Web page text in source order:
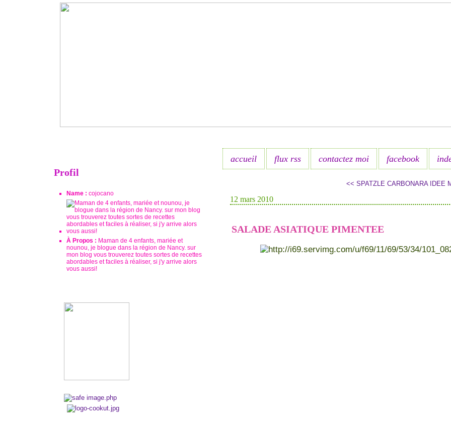
Profil
Name : cojocano
À Propos : Maman de 4 enfants, mariée et
nounou, je blogue dans la région de Nancy. sur
mon blog vous trouverez toutes sortes de recettes
abordables et faciles à réaliser, si j'y arrive alors
vous aussi!
accueil flux rss contactez moi facebook
<< SPATZLE CARBONARA IDEE
12 mars 2010
SALADE ASIATIQUE PIMENTEE